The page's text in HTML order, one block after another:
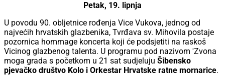
Petak, 19. lipnja
U povodu 90. obljetnice rođenja Vice Vukova, jednog od
najvećih hrvatskih glazbenika, Tvrđava sv. Mihovila postaje
pozornica hommage koncerta koji će podsjetiti na raskoš
Vicinog glazbenog talenta. U programu pod nazivom 'Zvona
moga grada s početkom u 21 sat sudjeluju Šibensko
pjevačko društvo Kolo i Orkestar Hrvatske ratne mornarice.